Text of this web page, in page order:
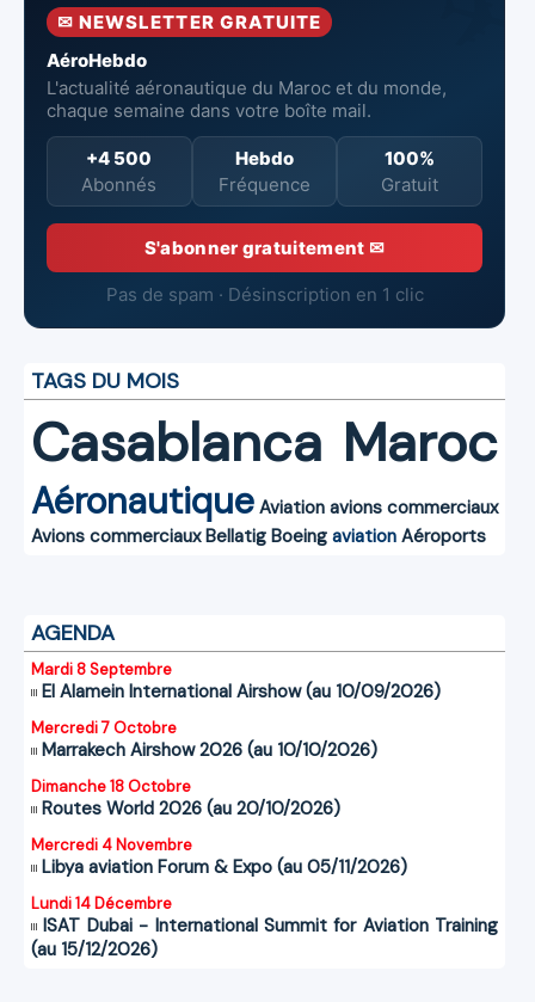
✉ NEWSLETTER GRATUITE
AéroHebdo
L'actualité aéronautique du Maroc et du monde,
chaque semaine dans votre boîte mail.
+4 500
Abonnés
Hebdo
Fréquence
100%
Gratuit
S'abonner gratuitement ✉
Pas de spam · Désinscription en 1 clic
TAGS DU MOIS
Casablanca Maroc
Aéronautique Aviation avions commerciaux
Avions commerciaux Bellatig Boeing aviation Aéroports
AGENDA
Mardi 8 Septembre
El Alamein International Airshow (au 10/09/2026)
Mercredi 7 Octobre
Marrakech Airshow 2026 (au 10/10/2026)
Dimanche 18 Octobre
Routes World 2026 (au 20/10/2026)
Mercredi 4 Novembre
Libya aviation Forum & Expo (au 05/11/2026)
Lundi 14 Décembre
ISAT Dubai - International Summit for Aviation Training
(au 15/12/2026)